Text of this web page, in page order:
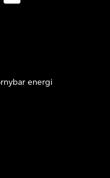
energi